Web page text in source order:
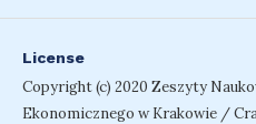
License
Copyright (c) 2020 Zeszyty
Ekonomicznego w Krakowie /